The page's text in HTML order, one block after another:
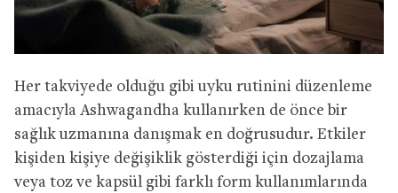
Her takviyede olduğu gibi uyku rutinini düzenleme
amacıyla Ashwagandha kullanırken de önce bir
sağlık uzmanına danışmak en doğrusudur. Etkiler
kişiden kişiye değişiklik gösterdiği için dozajlama
veya toz ve kapsül gibi farklı form kullanımlarında